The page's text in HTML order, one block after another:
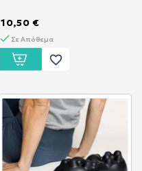
10,50 €
Σε Απόθεμα
favorite_border